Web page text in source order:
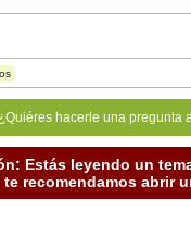
hacerle una
Estás leyendo un
te recomendamos abrir